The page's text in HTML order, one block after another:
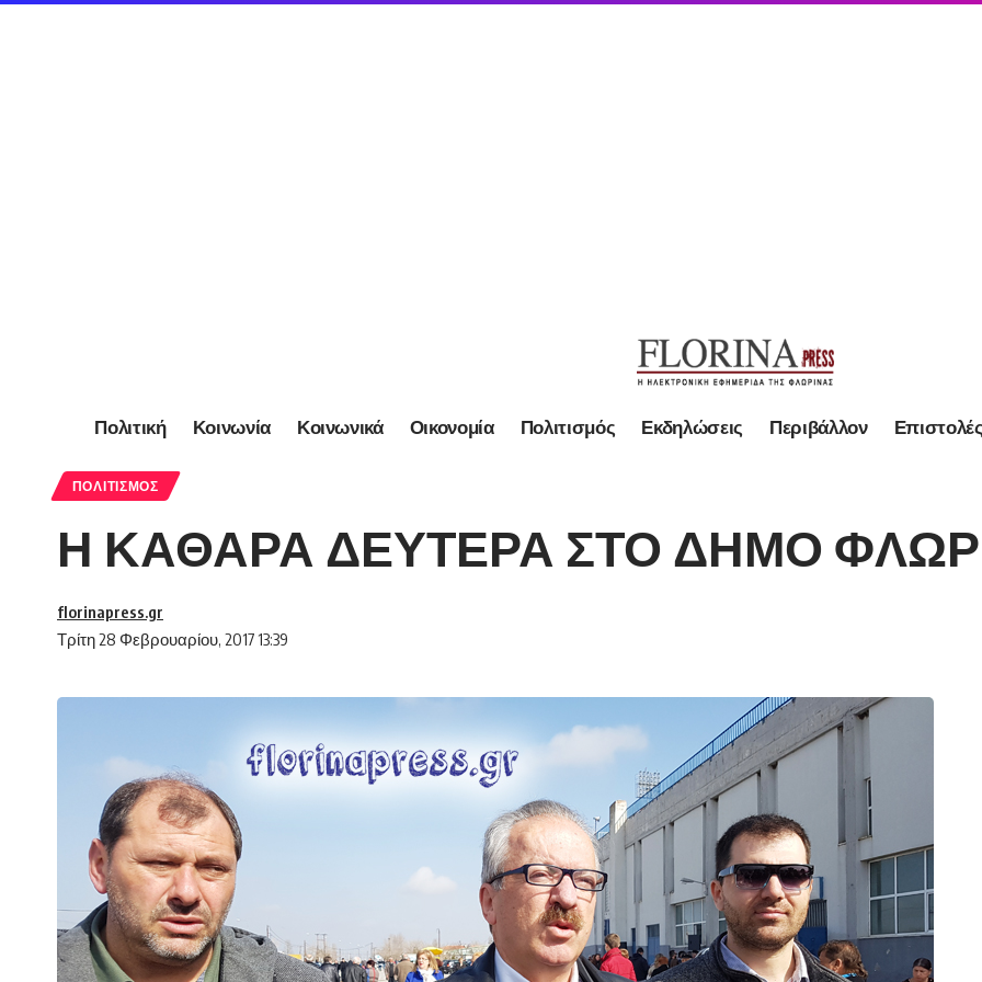
Πολιτική Κοινωνία Κοινωνικά Οικονομία Πολιτισμός Εκδηλώσεις Περιβάλλον
ΠΟΛΙΤΙΣΜΌΣ
Η ΚΑΘΑΡΑ ΔΕΥΤΕΡΑ ΣΤΟ ΔΗΜΟ
Τρίτη 28 Φεβρουαρίου, 2017 13:39
florinapress.gr